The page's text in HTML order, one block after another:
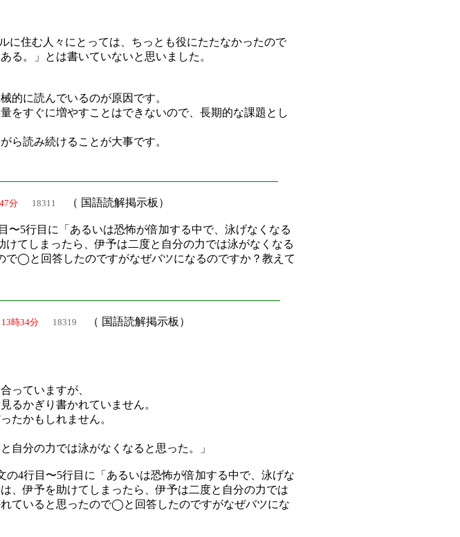
に住む人々にとっては、ちっとも役にたたなかったので
る。」とは書いていないと思いました。
的に読んでいるのが原因です。
をすぐに増やすことはできないので、長期的な課題とし
ら読み続けることが大事です。
分 18311 （ 国語読解掲示板）
5行目に「あるいは恐怖が倍加する中で、泳げなくなる
てしまったら、伊予は二度と自分の力では泳がなくなる
で◯と回答したのですがなぜバツになるのですか？教えて
時34分 18319 （ 国語読解掲示板）
っていますが、
るかぎり書かれていません。
たかもしれません。
自分の力では泳がなくなると思った。」
4行目〜5行目に「あるいは恐怖が倍加する中で、泳げな
、伊予を助けてしまったら、伊予は二度と自分の力では
ていると思ったので◯と回答したのですがなぜバツにな